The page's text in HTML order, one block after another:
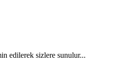
edilerek sizlere sunulur...